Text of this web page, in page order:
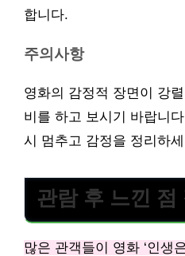
합니다.
주의사항
영화의 감정적 장면이 강
비를 하고 보시기 바랍니
시 멈추고 감정을 정리하
관람 후 느낀 점
많은 관객들이 영화 ‘인생